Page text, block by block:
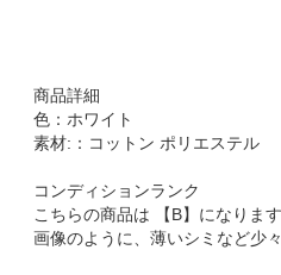
商品詳細
色：ホワイト
素材:：コットン ポリエステル
コンディションランク
こちらの商品は 【B】になります
画像のように、薄いシミなど少